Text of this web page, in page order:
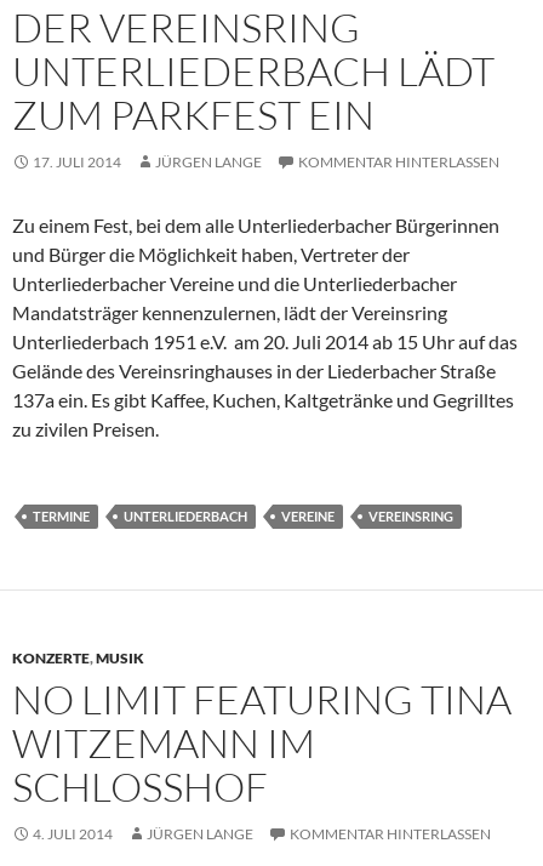
DER VEREINSRING
UNTERLIEDERBACH LÄDT
ZUM PARKFEST EIN
17. JULI 2014 JÜRGEN LANGE KOMMENTAR HINTERLASSEN
Zu einem Fest, bei dem alle Unterliederbacher Bürgerinnen
und Bürger die Möglichkeit haben, Vertreter der
Unterliederbacher Vereine und die Unterliederbacher
Mandatsträger kennenzulernen, lädt der Vereinsring
Unterliederbach 1951 e.V. am 20. Juli 2014 ab 15 Uhr auf das
Gelände des Vereinsringhauses in der Liederbacher Straße
137a ein. Es gibt Kaffee, Kuchen, Kaltgetränke und Gegrilltes
zu zivilen Preisen.
TERMINE UNTERLIEDERBACH VEREINE VEREINSRING
KONZERTE,MUSIK
NO LIMIT FEATURING TINA
WITZEMANN IM
SCHLOSSHOF
4. JULI 2014 JÜRGEN LANGE KOMMENTAR HINTERLASSEN